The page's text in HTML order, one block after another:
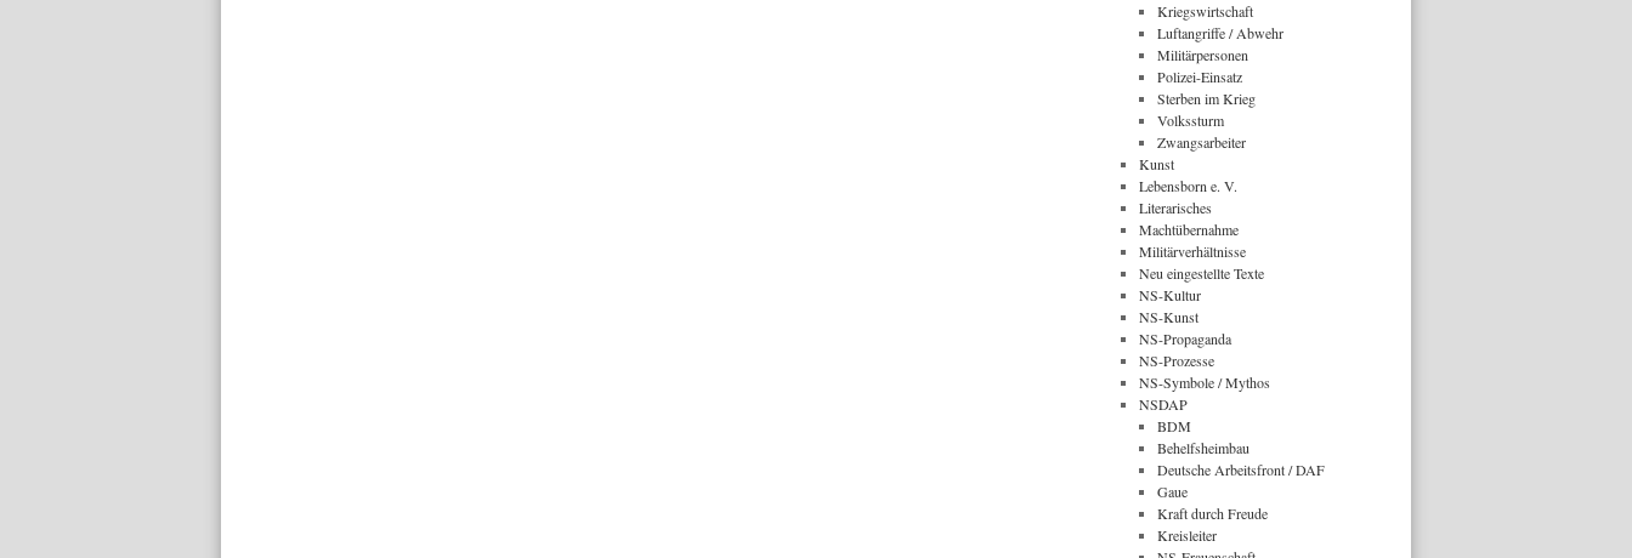
Kriegswirtschaft
Luftangriffe / Abwehr
Militärpersonen
Polizei-Einsatz
Sterben im Krieg
Volkssturm
Zwangsarbeiter
Kunst
Lebensborn e. V.
Literarisches
Machtübernahme
Militärverhältnisse
Neu eingestellte Texte
NS-Kultur
NS-Kunst
NS-Propaganda
NS-Prozesse
NS-Symbole / Mythos
NSDAP
BDM
Behelfsheimbau
Deutsche Arbeitsfront / DAF
Gaue
Kraft durch Freude
Kreisleiter